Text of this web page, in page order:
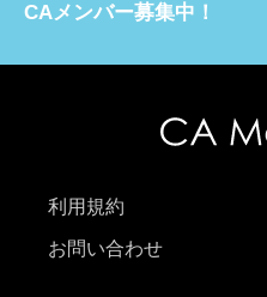
CAメンバー募集中！
利用規約
お問い合わせ